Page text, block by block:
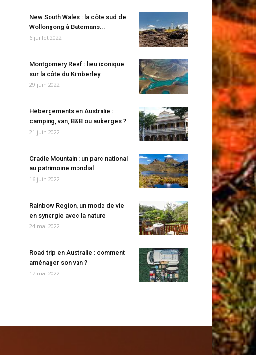
New South Wales : la côte sud de
Wollongong à Batemans...
6 juillet 2022
Montgomery Reef : lieu iconique
sur la côte du Kimberley
29 juin 2022
Hébergements en Australie :
camping, van, B&B ou auberges ?
21 juin 2022
Cradle Mountain : un parc national
au patrimoine mondial
16 juin 2022
Rainbow Region, un mode de vie
en synergie avec la nature
24 mai 2022
Road trip en Australie : comment
aménager son van ?
17 mai 2022